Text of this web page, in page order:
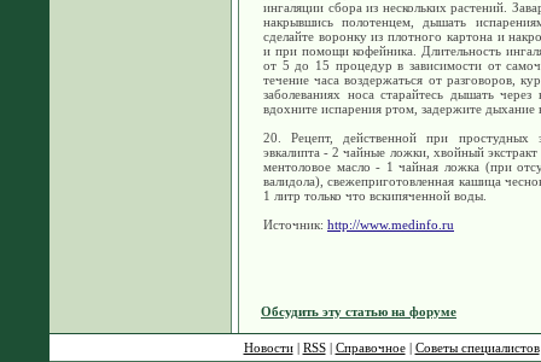
ингаляции сбора из нескольких растений.
накрывшись полотенцем, дышать
сделайте воронку из плотного картона и
и при помощи кофейника. Длительность
от 5 до 15 процедур в зависимости от
течение часа воздержаться от разговоров,
заболеваниях носа старайтесь дышать
вдохните испарения ртом, задержите
20. Рецепт, действенной при простудных
эвкалипта - 2 чайные ложки, хвойный
ментоловое масло - 1 чайная ложка (при
валидола), свежеприготовленная кашица
1 литр только что вскипяченной воды.
Источник: http://www.medinfo.ru
Обсудить эту статью на форуме
Новости| RSS| Справочное| Советы специалистов